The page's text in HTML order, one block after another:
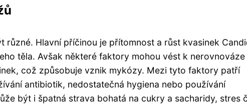
různé. Hlavní příčinou je přítomnost a růst kvasinek
těla. Avšak některé faktory mohou vést k nerovnováze
což způsobuje vznik mykózy. Mezi tyto faktory patří
antibiotik, nedostatečná hygiena nebo používání
být i špatná strava bohatá na cukry a sacharidy, stres